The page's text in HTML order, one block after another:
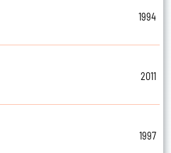
1994
2011
1997